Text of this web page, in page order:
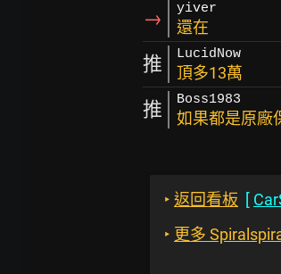
→ yiver
還在
推 LucidNow
頂多13萬
推 Boss1983
如果都是原廠
‣ 返回看板 [
‣ 更多